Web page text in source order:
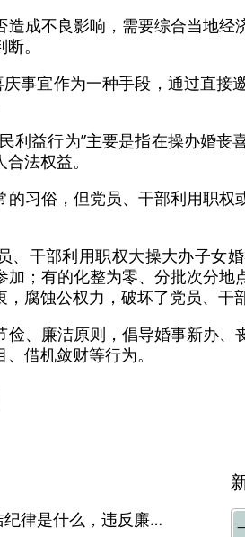
造成不良影响，需要综合当地
。
庆事宜作为一种手段，通过直
利益行为”主要是指在操办婚丧
法权益。
的习俗，但党员、干部利用职
、干部利用职权大操大办子女
；有的化整为零、分批次分
腐蚀公权力，破坏了党员、干
俭、廉洁原则，倡导婚事新办
借机敛财等行为。
党纪学习教育•每日一课丨廉洁纪律是什么，违反廉洁纪律的行为有哪些？